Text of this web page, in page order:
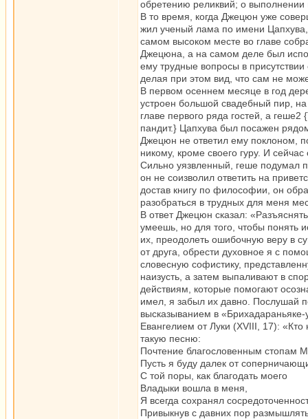
обретению реликвий; о
В то время, когда Джецюн уже
жил ученый лама по имени
самом высоком месте во главе
Джецюна, а на самом деле был
ему трудные вопросы в
делая при этом вид, что сам не
В первом осеннем месяце в год
устроен большой свадебный пир,
главе первого ряда гостей, а
пандит.} Цапхува был посажен
Джецюн не ответил ему поклоном,
никому, кроме своего гуру. И
Сильно уязвленный, геше подумал
он не соизволил ответить на
достав книгу по философии, он
разобраться в трудных для меня
В ответ Джецюн сказал:
умеешь, но для того, чтобы понять
их, преодолеть ошибочную веру в
от друга, обрести духовное я с
словесную софистику,
наизусть, а затем выпаливают в
действиям, которые помогают
имел, я забыл их давно. Послушай
высказыванием в
Евангелием от Луки (XVIII, 17):
такую песню:
Почтение благословенным стопам
Пусть я буду далек от
С той поры, как благодать моего
Владыки вошла в меня,
Я всегда сохранял
Привыкнув с давних пор